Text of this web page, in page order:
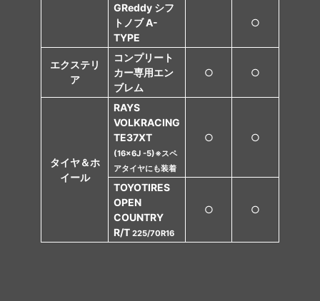
GReddy シフ
トノブ A-
TYPE
○
エクステリ
ア
コンプリート
カー専用エン
ブレム
○ ○
タイヤ＆ホ
イール
RAYS
VOLKRACING
TE37XT
(16x6J -5)※スペ
アタイヤにも装着
○ ○
TOYOTIRES
OPEN
COUNTRY
R/T 225/70R16
○ ○